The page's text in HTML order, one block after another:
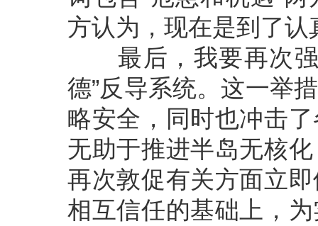
方认为，现在是到了
最后，我要再次强
德”反导系统。这一举
略安全，同时也冲击
无助于推进半岛无核
再次敦促有关方面立
相互信任的基础上，